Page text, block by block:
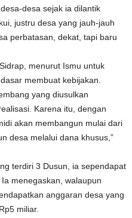
desa sejak ia dilantik
justru desa yang jauh-jauh
perbatasan, dekat, tapi baru
menurut Ismu untuk
membuat kebijakan.
yang diusulkan
Karena itu, dengan
akan membangun mulai dari
desa melalui dana khusus,”
terdiri 3 Dusun, ia sependapat
menegaskan, walaupun
anggaran desa yang
miliar.